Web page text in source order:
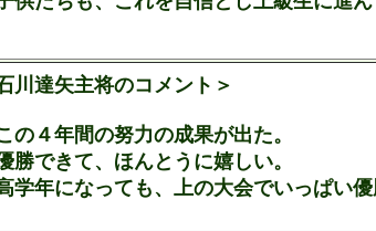
川達矢主将のコメント＞
の４年間の努力の成果が出た。
勝できて、ほんとうに嬉しい。
学年になっても、上の大会でいっぱい優